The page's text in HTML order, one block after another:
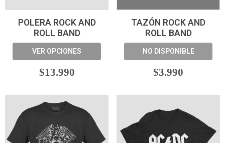
POLERA ROCK AND
ROLL BAND
VER OPCIONES
$13.990
TAZÓN ROCK AND
ROLL BAND
NO DISPONIBLE
$3.990